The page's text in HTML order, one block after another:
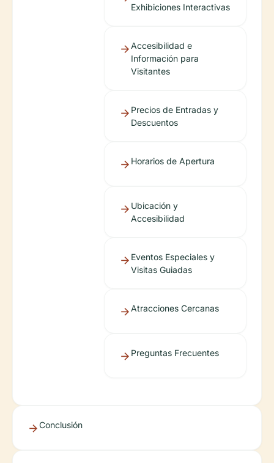
Exhibiciones Interactivas
Accesibilidad e
Información para
Visitantes
Precios de Entradas y
Descuentos
Horarios de Apertura
Ubicación y
Accesibilidad
Eventos Especiales y
Visitas Guiadas
Atracciones Cercanas
Preguntas Frecuentes
Conclusión